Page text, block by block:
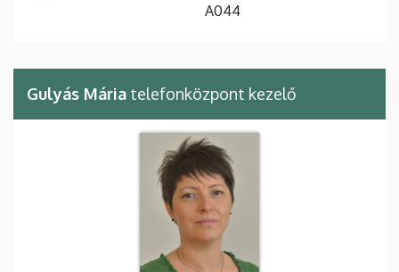
A044
Gulyás Mária telefonközpont kezelő